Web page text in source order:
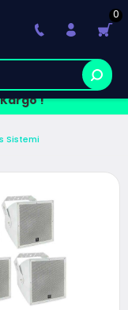
!
0
Sistemi